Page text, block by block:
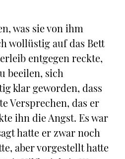
was sie von ihm
wollüstig auf das Bett
entgegen reckte,
beeilen, sich
klar geworden, dass
Versprechen, das er
ihn die Angst. Es war
hatte er zwar noch
aber vorgestellt hatte